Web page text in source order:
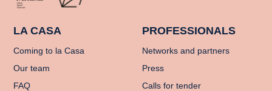
LA CASA
Coming to la Casa
Our team
FAQ
PROFESSIONALS
Networks and partners
Press
Calls for tender